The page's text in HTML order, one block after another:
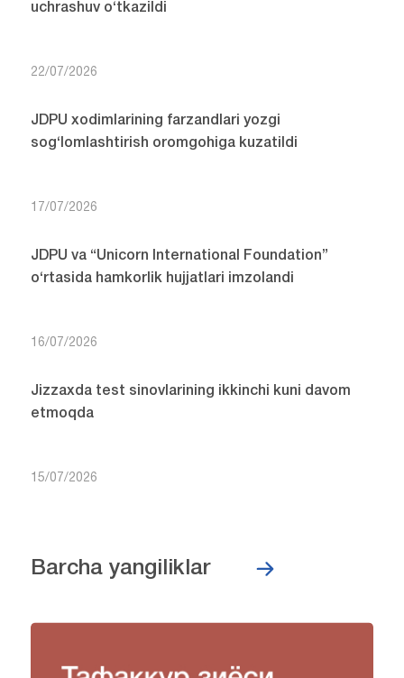
uchrashuv o‘tkazildi
22/07/2026
JDPU xodimlarining farzandlari yozgi
sog‘lomlashtirish oromgohiga kuzatildi
17/07/2026
JDPU va “Unicorn International Foundation”
o‘rtasida hamkorlik hujjatlari imzolandi
16/07/2026
Jizzaxda test sinovlarining ikkinchi kuni davom
etmoqda
15/07/2026
Barcha yangiliklar